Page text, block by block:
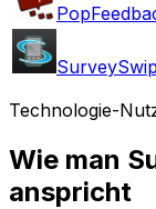
Technologie-
Wie man
anspricht